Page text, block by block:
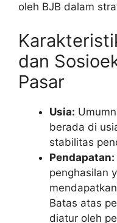
oleh BJB dalam
dan
Pasar
Usia:
berada di
stabilitas
Pendapatan:
penghasilan
Batas atas
diatur oleh